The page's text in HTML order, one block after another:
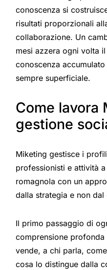
conoscenza si
risultati proporzionali
collaborazione. Un
mesi azzera ogni volta
conoscenza
sempre superficiale.
Come lavora
gestione
Miketing gestisce i
professionisti e attività a
romagnola con un
dalla strategia e non
Il primo passaggio di
comprensione
vende, a chi parla,
cosa lo distingue dalla